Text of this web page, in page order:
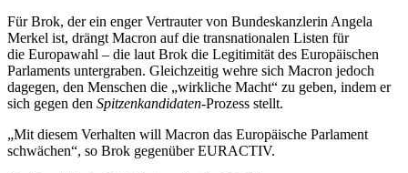
FürBrok, der ein enger Vertrauter von Bundeskanzlerin Angela
Merkel ist, drängt Macron auf die transnationalen Listen für
die Europawahl – die laut Brok die Legitimität des Europäischen
Parlaments untergraben. Gleichzeitig wehre sich Macron jedoch
dagegen, den Menschen die „wirkliche Macht“ zu geben, indem er
sich gegen den Spitzenkandidaten-Prozess stellt.
„Mit diesem Verhalten will Macron das Europäische Parlament
schwächen“, so Brok gegenüber EURACTIV.